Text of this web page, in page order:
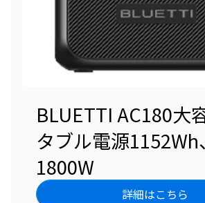
BLUETTI AC180大
タブル電源1152Wh、
1800W
詳細はこちら